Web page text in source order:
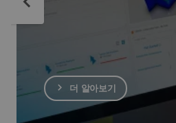
더 알아보기